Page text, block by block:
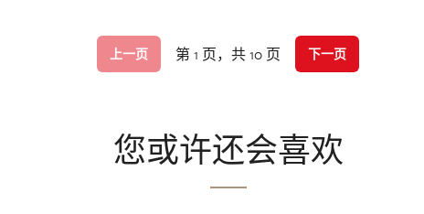
上一页 第 1 页，共 10 页 下一页
您或许还会喜欢